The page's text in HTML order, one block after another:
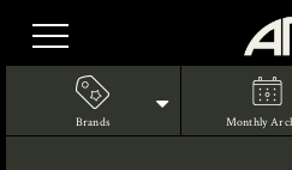
Brands Monthly